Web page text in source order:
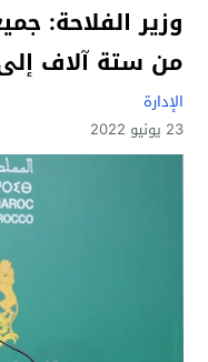
وزير الفلاحة:
من ستة آلاف إلى 800
الإدارة
23 يونيو 2022